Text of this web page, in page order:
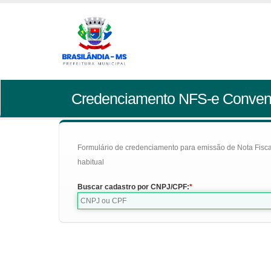
Credenciamento NFS-e
Formulário de credenciamento para emissão de Nota
habitual
Buscar cadastro por CNPJ/CPF: